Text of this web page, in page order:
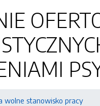
wolne stanowisko pracy